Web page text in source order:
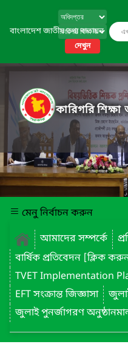
বাংলাদেশ জাতীয় তথ্য বাতায়ন
দেখুন
কারিগরি শিক্ষা
মেনু নির্বাচন করুন
আমাদের সম্পর্কে
বার্ষিক প্রতিবেদন [ক্লিক
TVET Implementation
EFT সংক্রান্ত জিজ্ঞাসা
জুলাই পুনর্জাগরণ